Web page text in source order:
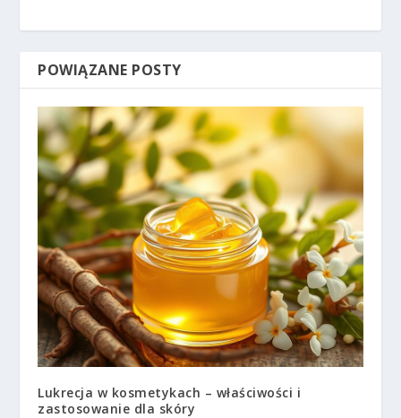
POWIĄZANE POSTY
Lukrecja w kosmetykach – właściwości i
zastosowanie dla skóry